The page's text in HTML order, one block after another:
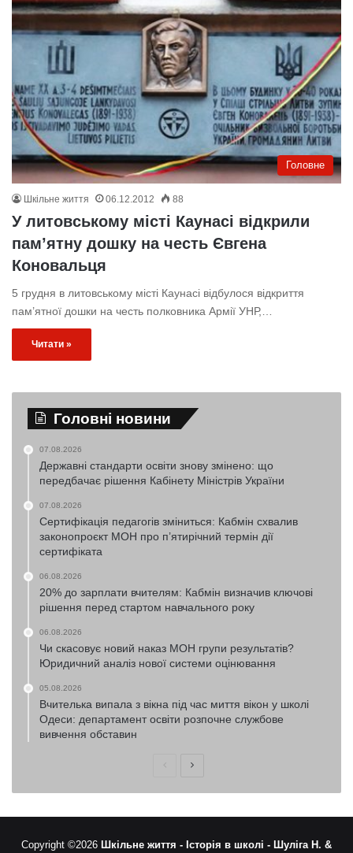
Головне
Шкільне життя 06.12.2012 88
У литовському місті Каунасі відкрили
пам’ятну дошку на честь Євгена
Коновальця
5 грудня в литовському місті Каунасі відбулося відкриття
пам’ятної дошки на честь полковника Армії УНР,…
Читати »
Головні новини
07.08.2026
Державні стандарти освіти знову змінено: що
передбачає рішення Кабінету Міністрів України
07.08.2026
Сертифікація педагогів зміниться: Кабмін схвалив
законопроєкт МОН про п’ятирічний термін дії
сертифіката
06.08.2026
20% до зарплати вчителям: Кабмін визначив ключові
рішення перед стартом навчального року
06.08.2026
Чи скасовує новий наказ МОН групи результатів?
Юридичний аналіз нової системи оцінювання
05.08.2026
Вчителька випала з вікна під час миття вікон у школі
Одеси: департамент освіти розпочне службове
вивчення обставин
ПопередняНаступна
Copyright ©2026 Шкільне життя - Історія в школі - Шуліга Н. &